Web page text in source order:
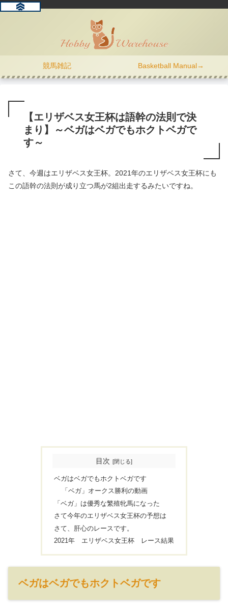
競馬雑記 Basketball Manual→
【エリザベス女王杯は語幹の法則で決
まり】～ベガはベガでもホクトベガで
す～
さて、今週はエリザベス女王杯。2021年のエリザベス女王杯にも
この語幹の法則が成り立つ馬が2組出走するみたいですね。
目次
ベガはベガでもホクトベガです
「ベガ」オークス勝利の動画
「ベガ」は優秀な繁殖牝馬になった
さて今年のエリザベス女王杯の予想は
さて、肝心のレースです。
2021年 エリザベス女王杯 レース結果
ベガはベガでもホクトベガです